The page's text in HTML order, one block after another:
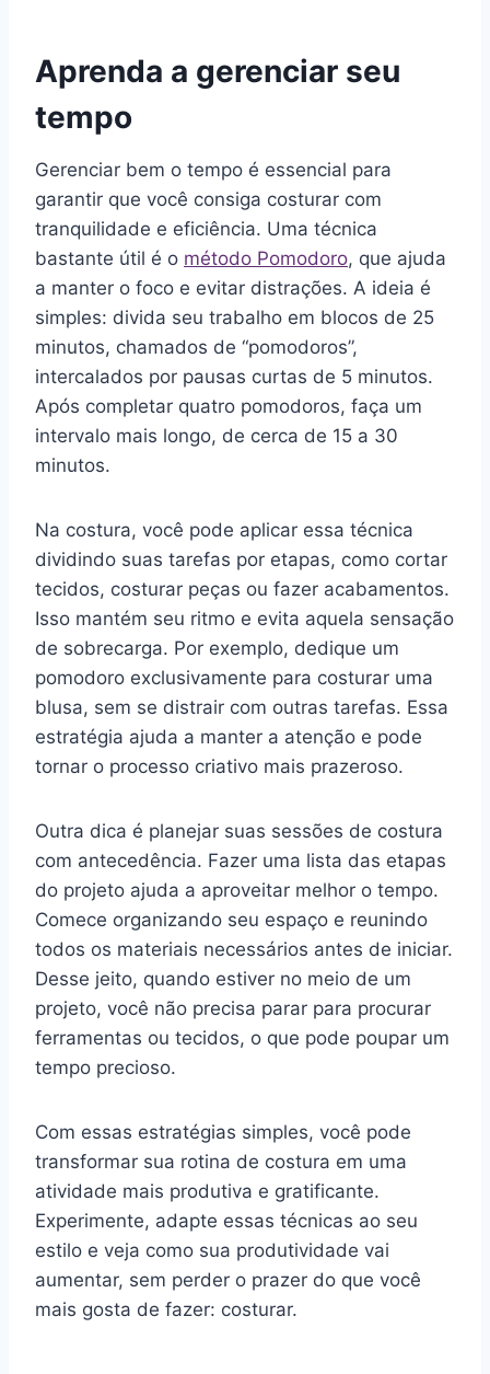
Aprenda a gerenciar seu
tempo
Gerenciar bem o tempo é essencial para
garantir que você consiga costurar com
tranquilidade e eficiência. Uma técnica
bastante útil é o método Pomodoro, que ajuda
a manter o foco e evitar distrações. A ideia é
simples: divida seu trabalho em blocos de 25
minutos, chamados de “pomodoros”,
intercalados por pausas curtas de 5 minutos.
Após completar quatro pomodoros, faça um
intervalo mais longo, de cerca de 15 a 30
minutos.
Na costura, você pode aplicar essa técnica
dividindo suas tarefas por etapas, como cortar
tecidos, costurar peças ou fazer acabamentos.
Isso mantém seu ritmo e evita aquela sensação
de sobrecarga. Por exemplo, dedique um
pomodoro exclusivamente para costurar uma
blusa, sem se distrair com outras tarefas. Essa
estratégia ajuda a manter a atenção e pode
tornar o processo criativo mais prazeroso.
Outra dica é planejar suas sessões de costura
com antecedência. Fazer uma lista das etapas
do projeto ajuda a aproveitar melhor o tempo.
Comece organizando seu espaço e reunindo
todos os materiais necessários antes de iniciar.
Desse jeito, quando estiver no meio de um
projeto, você não precisa parar para procurar
ferramentas ou tecidos, o que pode poupar um
tempo precioso.
Com essas estratégias simples, você pode
transformar sua rotina de costura em uma
atividade mais produtiva e gratificante.
Experimente, adapte essas técnicas ao seu
estilo e veja como sua produtividade vai
aumentar, sem perder o prazer do que você
mais gosta de fazer: costurar.